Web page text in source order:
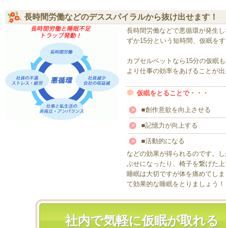
長時間労働などのデススパイラルから抜け出せます！
長時間労働などで悪循環が発生
ずか15分という短時間、仮眠を
カプセルベットなら15分の仮眠
より仕事の効率をあげることが
仮眠をとることで・・・
■創作意欲を向上させる
■記憶力が向上する
■活動的になる
などの効果が得られるのです。
ぶせになったり、椅子を繋げた
睡眠は大切ですが体を痛めてし
て効果的な睡眠をとりましょう！
社内で気軽に仮眠が取れる